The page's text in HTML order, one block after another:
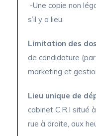
-Une copie non
s’il y a lieu.
Limitation des
de candidature
marketing et
Lieu unique de
cabinet C.R.I situé
rue à droite, aux